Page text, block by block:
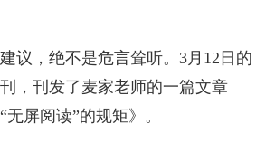
议，绝不是危言耸听。3月12日的
刊，刊发了麦家老师的一篇文章
无屏阅读”的规矩》。